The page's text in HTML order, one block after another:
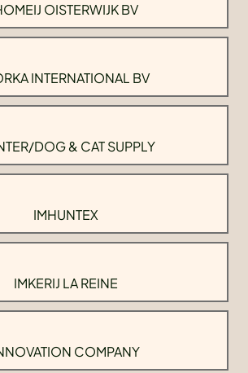
OISTERWIJK BV
INTERNATIONAL BV
DOG & CAT SUPPLY
IMHUNTEX
IMKERIJ LA REINE
COMPANY